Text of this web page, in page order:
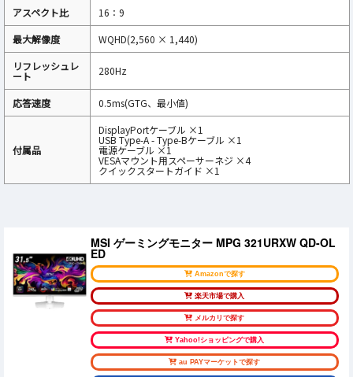
アスペクト比
16：9
最大解像度
WQHD(2,560 × 1,440)
リフレッシュレ
ート 280Hz
応答速度 0.5ms(GTG、最小値)
付属品
DisplayPortケーブル ×1
USB Type-A - Type-Bケーブル ×1
電源ケーブル ×1
VESAマウント用スペーサーネジ ×4
クイックスタートガイド ×1
MSI ゲーミングモニター MPG 321URXW QD-OL
ED
Amazonで探す
楽天市場で購入
メルカリで探す
Yahoo!ショッピングで購入
au PAYマーケットで探す